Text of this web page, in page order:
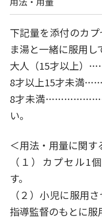
下記量を添付のカ
ま湯と一緒に服用し
大人（15才以上）
8才以上15才未満
8才未満
い。
＜用法・用量に関す
（１）カプセル1
す。
（２）小児に服用
指導監督のもとに服